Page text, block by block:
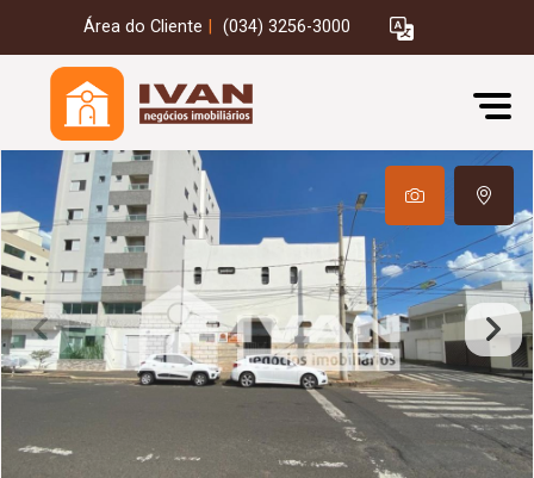
Área do Cliente (034) 3256-3000